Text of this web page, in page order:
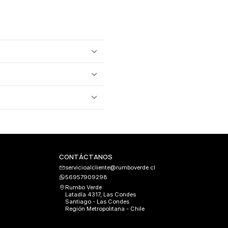
CONTÁCTANOS
servicioalcliente@rumboverde.cl
56957909298
Rumbo Verde
Latadía 4317, Las Condes
Santiago - Las Condes
Región Metropolitana - Chile